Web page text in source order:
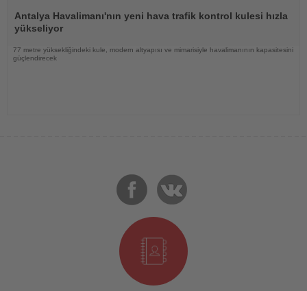
Oku
Antalya Havalimanı'nın yeni hava trafik kontrol kulesi hızla
yükseliyor
77 metre yüksekliğindeki kule, modern altyapısı ve mimarisiyle havalimanının kapasitesini
güçlendirecek